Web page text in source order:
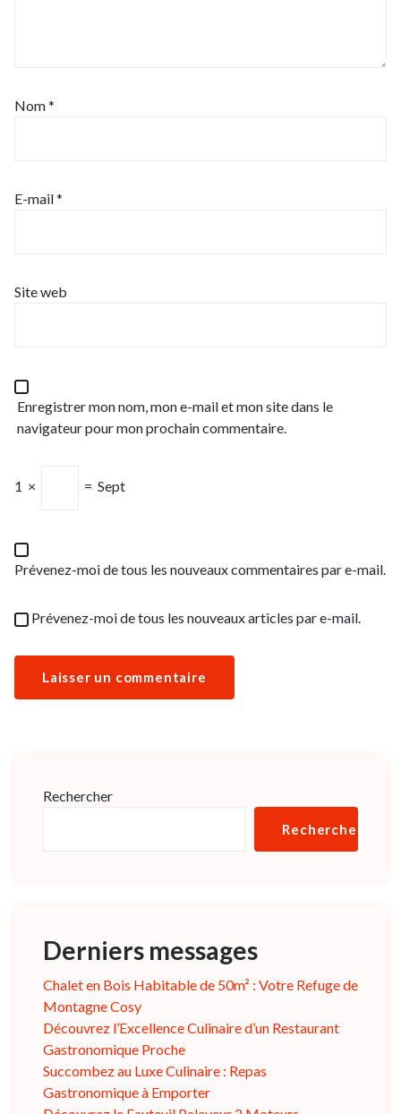
Nom*
E-mail*
Site web
Enregistrer mon nom, mon e-mail et mon site dans le
navigateur pour mon prochain commentaire.
1 × = Sept
Prévenez-moi de tous les nouveaux commentaires par e-mail.
Prévenez-moi de tous les nouveaux articles par e-mail.
Rechercher
Rechercher
Derniers messages
Chalet en Bois Habitable de 50m² : Votre Refuge de
Montagne Cosy
Découvrez l’Excellence Culinaire d’un Restaurant
Gastronomique Proche
Succombez au Luxe Culinaire : Repas
Gastronomique à Emporter